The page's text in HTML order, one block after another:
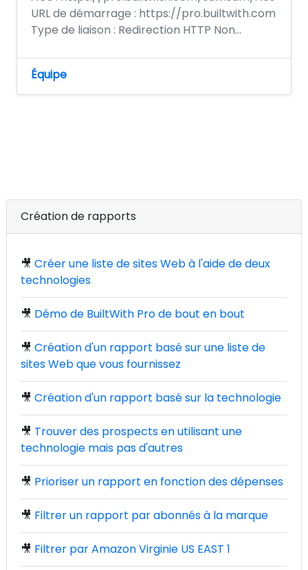
URL de démarrage : https://pro.builtwith.com
Type de liaison : Redirection HTTP Non...
Équipe
Création de rapports
🎥 Créer une liste de sites Web à l'aide de deux
technologies
🎥 Démo de BuiltWith Pro de bout en bout
🎥 Création d'un rapport basé sur une liste de
sites Web que vous fournissez
🎥 Création d'un rapport basé sur la technologie
🎥 Trouver des prospects en utilisant une
technologie mais pas d'autres
🎥 Prioriser un rapport en fonction des dépenses
🎥 Filtrer un rapport par abonnés à la marque
🎥 Filtrer par Amazon Virginie US EAST 1